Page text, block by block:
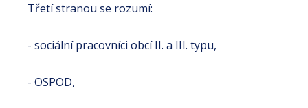
Třetí stranou se rozumí:
- sociální pracovníci obcí II. a III. typu,
- OSPOD,